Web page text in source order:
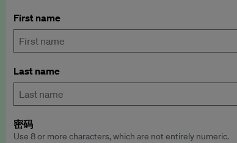
First name
Last name
密码
Use 8 or more characters, which are not entirely numeric.